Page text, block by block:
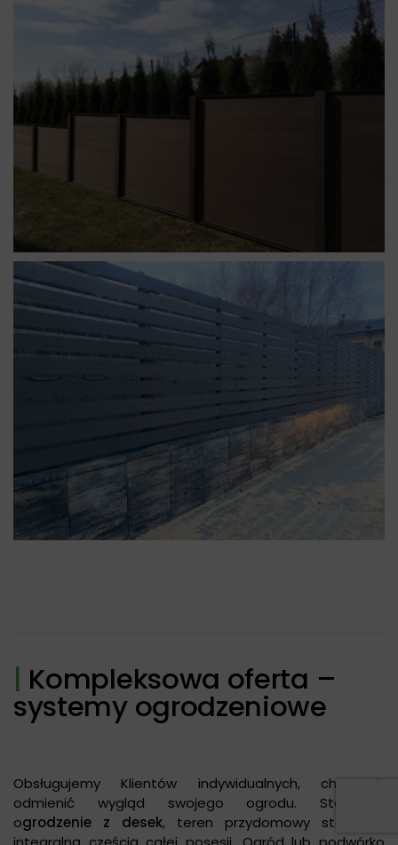
| Kompleksowa oferta –
systemy ogrodzeniowe
Obsługujemy Klientów indywidualnych, chcących
odmienić wygląd swojego ogrodu. Stawiając
ogrodzenie z desek, teren przydomowy staje się